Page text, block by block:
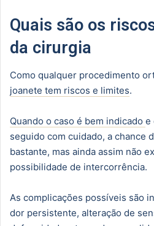
Quais são os
da cirurgia
Como qualquer procedimento
joanete tem riscos e limites.
Quando o caso é bem indicado e
seguido com cuidado, a chance
bastante, mas ainda assim não
possibilidade de intercorrência.
As complicações possíveis são
dor persistente, alteração de